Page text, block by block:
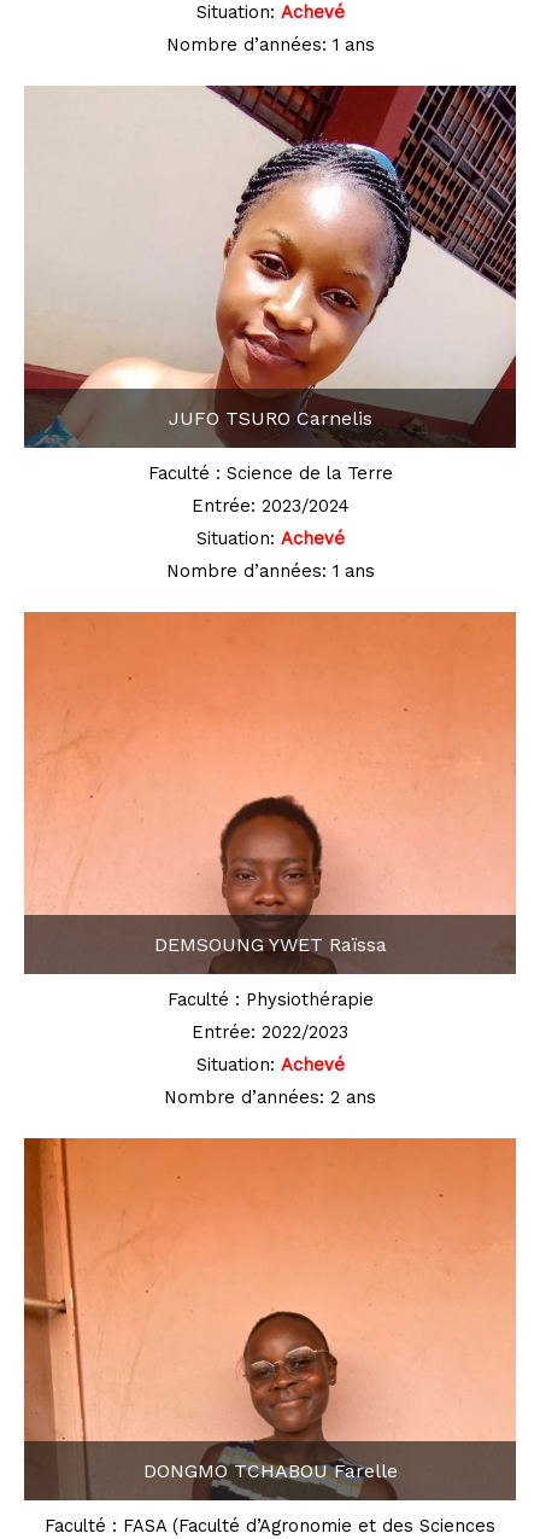
Situation: Achevé
Nombre d’années: 1 ans
JUFO TSURO Carnelis
Faculté : Science de la Terre
Entrée: 2023/2024
Situation: Achevé
Nombre d’années: 1 ans
DEMSOUNG YWET Raïssa
Faculté : Physiothérapie
Entrée: 2022/2023
Situation: Achevé
Nombre d’années: 2 ans
DONGMO TCHABOU Farelle
Faculté : FASA (Faculté d’Agronomie et des Sciences